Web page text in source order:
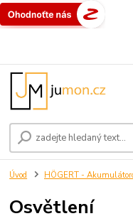
Úvod HÖGERT -
Osvětlení